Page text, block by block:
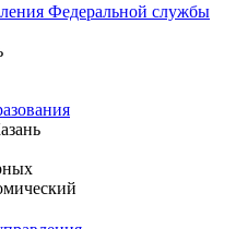
Федеральной службы